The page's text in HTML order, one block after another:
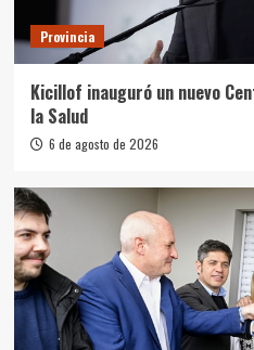
Provincia
Kicillof inauguró un nuevo
la Salud
6 de agosto de 2026